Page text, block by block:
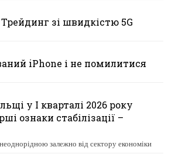
Трейдинг зі швидкістю 5G
iPhone і не помилитися
у І кварталі 2026 року
ознаки стабілізації –
залежно від сектору економіки